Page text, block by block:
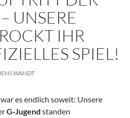
G
IHR E
SPIEL!
WANDT
es endlich soweit: Unsere
G‑Jugend standen